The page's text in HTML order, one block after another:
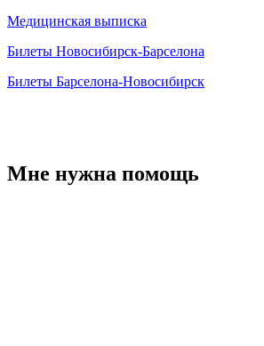
Медицинская выписка
Билеты Новосибирск-Барселона
Билеты Барселона-Новосибирск
Мне нужна помощь